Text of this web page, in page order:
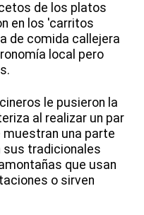
de los platos
en los 'carritos
de comida callejera
local pero
le pusieron la
al realizar un par
una parte
sus tradicionales
que usan
o sirven